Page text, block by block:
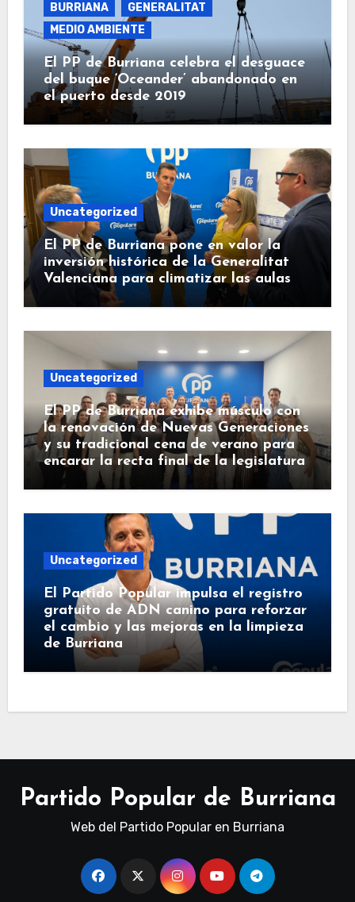
BURRIANA
GENERALITAT
MEDIO AMBIENTE
El PP de Burriana celebra el desguace
del buque ‘Oceander’ abandonado en
el puerto desde 2019
Uncategorized
El PP de Burriana pone en valor la
inversión histórica de la Generalitat
Valenciana para climatizar las aulas
Uncategorized
El PP de Burriana exhibe músculo con
la renovación de Nuevas Generaciones
y su tradicional cena de verano para
encarar la recta final de la legislatura
Uncategorized
El Partido Popular impulsa el registro
gratuito de ADN canino para reforzar
el cambio y las mejoras en la limpieza
de Burriana
Partido Popular de Burriana
Web del Partido Popular en Burriana